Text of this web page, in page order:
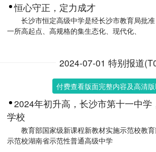
恒心守正，定力成才
长沙市恒定高级中学是经长沙市教育局批
一所高起点、高规格的集生态化、现代化、
2024-07-01 特别报道
付费查看版面完整内容及高清
2024年初升高，长沙市第十一中学
学校
教育部国家级新课程新教材实施示范校教
示范校湖南省示范性普通高级中学